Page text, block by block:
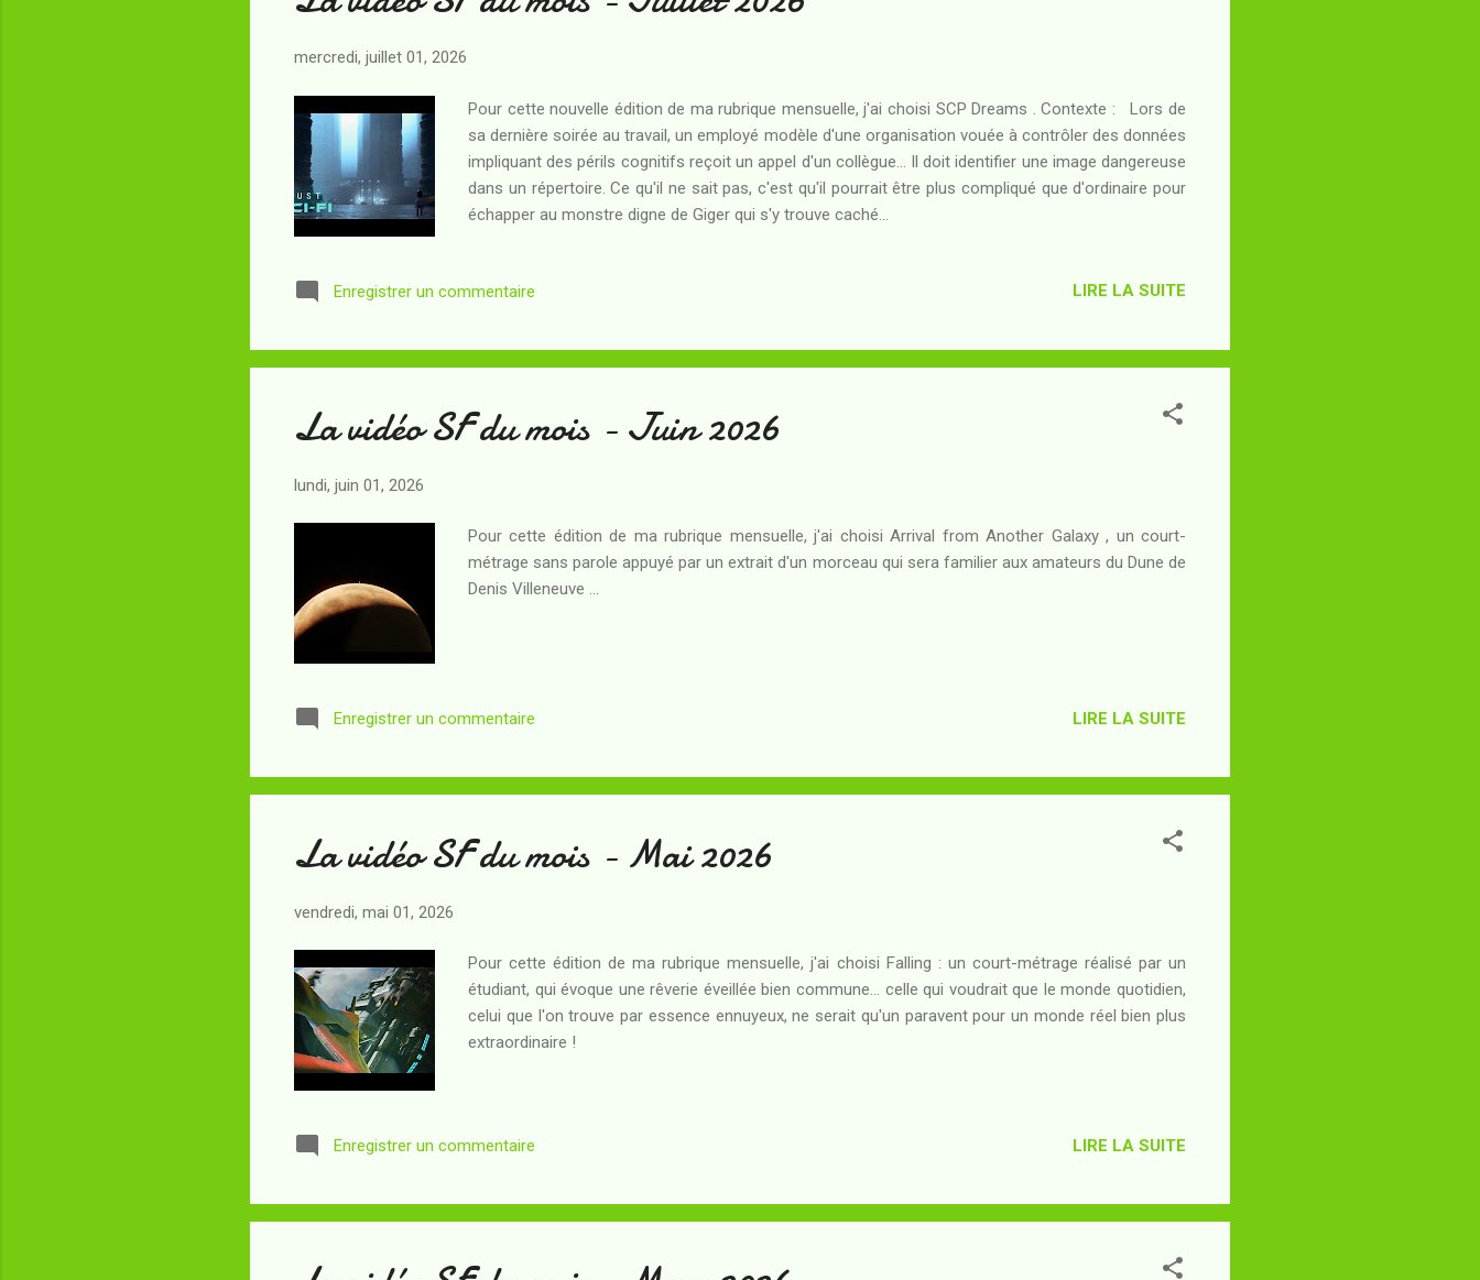
mercredi, juillet 01, 2026
Pour cette nouvelle édition de ma rubrique mensuelle, j'ai choisi SCP Dreams . Contexte : Lors de
sa dernière soirée au travail, un employé modèle d'une organisation vouée à contrôler des données
impliquant des périls cognitifs reçoit un appel d'un collègue... Il doit identifier une image dangereuse
dans un répertoire. Ce qu'il ne sait pas, c'est qu'il pourrait être plus compliqué que d'ordinaire pour
échapper au monstre digne de Giger qui s'y trouve caché...
Enregistrer un commentaire LIRE LA SUITE
La vidéo SF du mois - Juin 2026
lundi, juin 01, 2026
Pour cette édition de ma rubrique mensuelle, j'ai choisi Arrival from Another Galaxy , un court-
métrage sans parole appuyé par un extrait d'un morceau qui sera familier aux amateurs du Dune de
Denis Villeneuve ...
Enregistrer un commentaire LIRE LA SUITE
La vidéo SF du mois - Mai 2026
vendredi, mai 01, 2026
Pour cette édition de ma rubrique mensuelle, j'ai choisi Falling : un court-métrage réalisé par un
étudiant, qui évoque une rêverie éveillée bien commune... celle qui voudrait que le monde quotidien,
celui que l'on trouve par essence ennuyeux, ne serait qu'un paravent pour un monde réel bien plus
extraordinaire !
Enregistrer un commentaire LIRE LA SUITE